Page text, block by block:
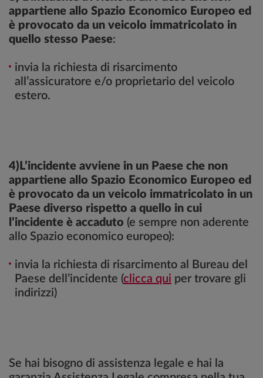
appartiene allo Spazio Economico Europeo ed
è provocato da un veicolo immatricolato in
quello stesso Paese:
invia la richiesta di risarcimento
all’assicuratore e/o proprietario del veicolo
estero.
4)L’incidente avviene in un Paese che non
appartiene allo Spazio Economico Europeo ed
è provocato da un veicolo immatricolato in un
Paese diverso rispetto a quello in cui
l’incidente è accaduto (e sempre non aderente
allo Spazio economico europeo):
invia la richiesta di risarcimento al Bureau del
Paese dell’incidente (clicca qui per trovare gli
indirizzi)
Se hai bisogno di assistenza legale e hai la